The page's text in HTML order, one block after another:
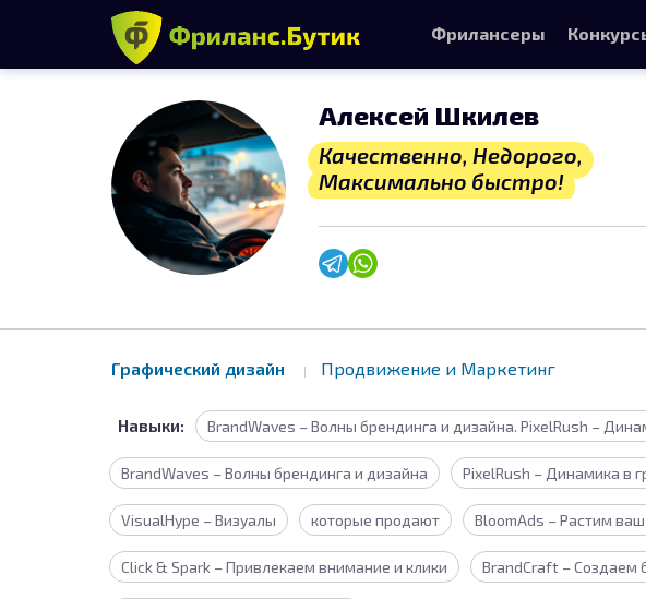
Алексей Шкилев
Качественно, Недорого,
Максимально быстро!
Графический дизайн Продвижение и Маркетинг
Навыки: BrandWaves – Волны брендинга и дизайна. PixelRush –
BrandWaves – Волны брендинга и дизайна PixelRush – Динамика в
VisualHype – Визуалы которые продают BloomAds – Растим
Click & Spark – Привлекаем внимание и клики BrandCraft – Создаем
Фрилансеры